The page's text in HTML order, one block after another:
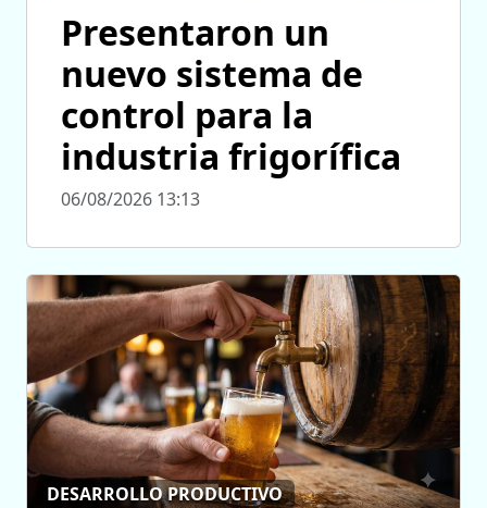
Presentaron un
nuevo sistema de
control para la
industria frigorífica
06/08/2026 13:13
DESARROLLO PRODUCTIVO